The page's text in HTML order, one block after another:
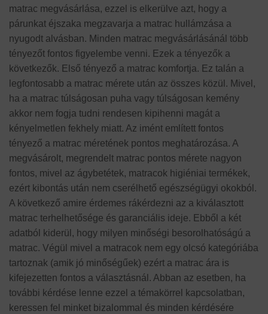
matrac megvásárlása, ezzel is elkerülve azt, hogy a
párunkat éjszaka megzavarja a matrac hullámzása a
nyugodt alvásban. Minden matrac megvásárlásánál több
tényezőt fontos figyelembe venni. Ezek a tényezők a
következők. Első tényező a matrac komfortja. Ez talán a
legfontosabb a matrac mérete után az összes közül. Mivel,
ha a matrac túlságosan puha vagy túlságosan kemény
akkor nem fogja tudni rendesen kipihenni magát a
kényelmetlen fekhely miatt. Az imént említett fontos
tényező a matrac méretének pontos meghatározása. A
megvásárolt, megrendelt matrac pontos mérete nagyon
fontos, mivel az ágybetétek, matracok higiéniai termékek,
ezért kibontás után nem cserélhető egészségügyi okokból.
A következő amire érdemes rákérdezni az a kiválasztott
matrac terhelhetősége és garanciális ideje. Ebből a két
adatból kiderül, hogy milyen minőségi besorolhatóságú a
matrac. Végül mivel a matracok nem egy olcsó kategóriába
tartoznak (amik jó minőségűek) ezért a matrac ára is
kifejezetten fontos a választásnál. Abban az esetben, ha
további kérdése lenne ezzel a témakörrel kapcsolatban,
keressen fel minket bizalommal és minden kérdésére